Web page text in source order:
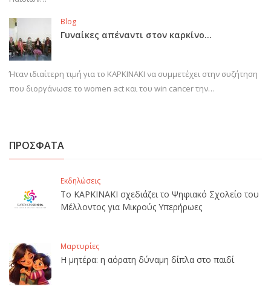
Blog
Γυναίκες απέναντι στον καρκίνο…
Ήταν ιδιαίτερη τιμή για το ΚΑΡΚΙΝΑΚΙ να συμμετέχει στην συζήτηση
που διοργάνωσε το women act και του win cancer την…
ΠΡΟΣΦΑΤΑ
Εκδηλώσεις
Το ΚΑΡΚΙΝΑΚΙ σχεδιάζει το Ψηφιακό Σχολείο του
Μέλλοντος για Μικρούς Υπερήρωες
Μαρτυρίες
Η μητέρα: η αόρατη δύναμη δίπλα στο παιδί